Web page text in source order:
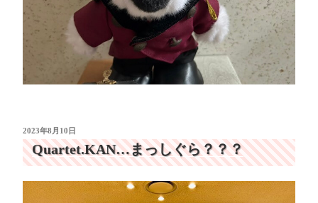
投
稿
日:
2023年8月10日
Quartet.KAN…まっしぐら？？？